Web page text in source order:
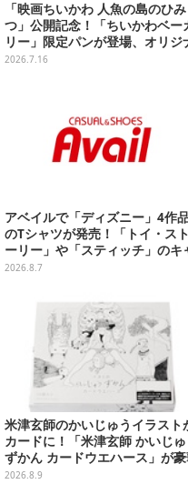
「映画ちいかわ 人魚の島のひみ
つ」公開記念！「ちいかわベー
リー」限定パンが登場、オリジ
ルコースター配布も
2026.7.16
アベイルで「ディズニー」4作
のTシャツが発売！「トイ・スト
ーリー」や「スティッチ」のキ
ラを刺しゅうでデザイン
2026.8.7
米津玄師のかいじゅうイラスト
カードに！「米津玄師 かいじゅ
ずかん カードウエハース」が
ラインナップ
2026.8.9